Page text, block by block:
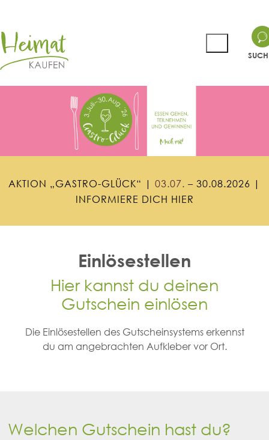
AKTION „GASTRO-GL ÜCK“ | 03.07. – 30.08.2026 |
INFORMIERE DICH HIER
Einlösestellen
Hier kannst du deinen
Gutschein einlösen
Die Einlösestellen des Gutscheinsystems erkennst
du am angebrachten Aufkleber vor Ort.
Welchen Gutschein hast du?